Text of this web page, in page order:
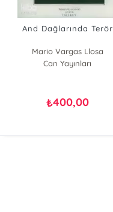
And Dağlarında Terör
Mario Vargas Llosa
Can Yayınları
₺400,00